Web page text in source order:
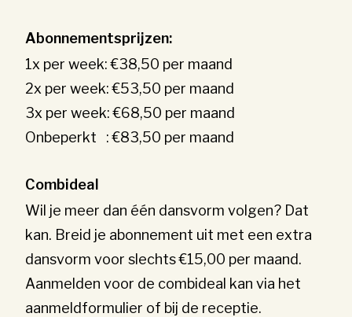
Abonnementsprijzen:
1x per week: €38,50 per maand
2x per week: €53,50 per maand
3x per week: €68,50 per maand
Onbeperkt : €83,50 per maand
Combideal
Wil je meer dan één dansvorm volgen? Dat
kan. Breid je abonnement uit met een extra
dansvorm voor slechts €15,00 per maand.
Aanmelden voor de combideal kan via het
aanmeldformulier of bij de receptie.